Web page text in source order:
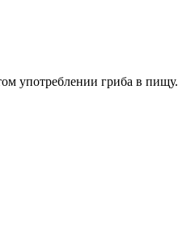
употреблении гриба в пищу.